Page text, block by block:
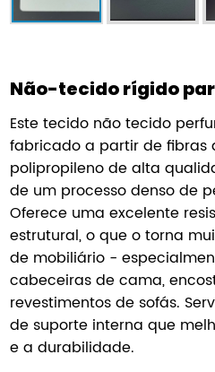
Não-tecido rígido
Este tecido não tecido
fabricado a partir de fibras
polipropileno de alta
de um processo denso de
Oferece uma excelente
estrutural, o que o torna
de mobiliário -
cabeceiras de cama,
revestimentos de sofás.
de suporte interna que
e a durabilidade.